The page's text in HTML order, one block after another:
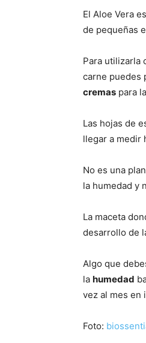
El Aloe Vera
de pequeñas
Para utilizarla
carne puedes
cremas para
Las hojas de
llegar a medir
No es una
la humedad y
La maceta
desarrollo de
Algo que
la humedad
vez al mes en
Foto: